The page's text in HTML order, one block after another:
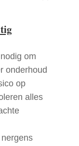
om
onderhoud
op
alles